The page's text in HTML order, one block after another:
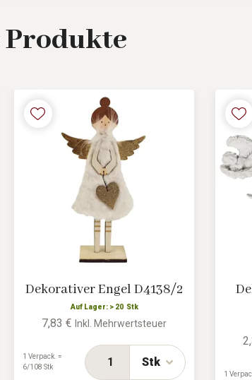
Produkte
Dekorativer Engel D4138/2
Auf Lager: > 20 Stk
7,83 € Inkl. Mehrwertsteuer
Stk
1 Verpack. =
6/108 Stk
1